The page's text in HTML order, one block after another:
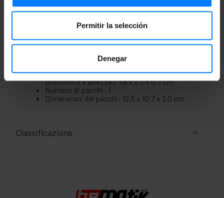
Permitir la selección
Denegar
Misure e pesi
Dimensioni del prodotto (larghezza x
profondità x altezza): 1.9 x 2.2 x 0.7 cm
Numero di pacchi: 1
Dimensioni del pacchi: 12.5 x 10.7 x 2.0 cm
Classificazione